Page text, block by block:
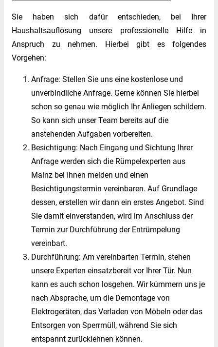
Sie haben sich dafür entschieden, bei Ihrer
Haushaltsauflösung unsere professionelle Hilfe in
Anspruch zu nehmen. Hierbei gibt es folgendes
Vorgehen:
Anfrage: Stellen Sie uns eine kostenlose und
unverbindliche Anfrage. Gerne können Sie hierbei
schon so genau wie möglich Ihr Anliegen schildern.
So kann sich unser Team bereits auf die
anstehenden Aufgaben vorbereiten.
Besichtigung: Nach Eingang und Sichtung Ihrer
Anfrage werden sich die Rümpelexperten aus
Mainz bei Ihnen melden und einen
Besichtigungstermin vereinbaren. Auf Grundlage
dessen, erstellen wir dann ein erstes Angebot. Sind
Sie damit einverstanden, wird im Anschluss der
Termin zur Durchführung der Entrümpelung
vereinbart.
Durchführung: Am vereinbarten Termin, stehen
unsere Experten einsatzbereit vor Ihrer Tür. Nun
kann es auch schon losgehen. Wir kümmern uns je
nach Absprache, um die Demontage von
Elektrogeräten, das Verladen von Möbeln oder das
Entsorgen von Sperrmüll, während Sie sich
entspannt zurücklehnen können.